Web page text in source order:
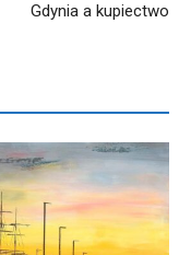
Gdynia a kupiectwo